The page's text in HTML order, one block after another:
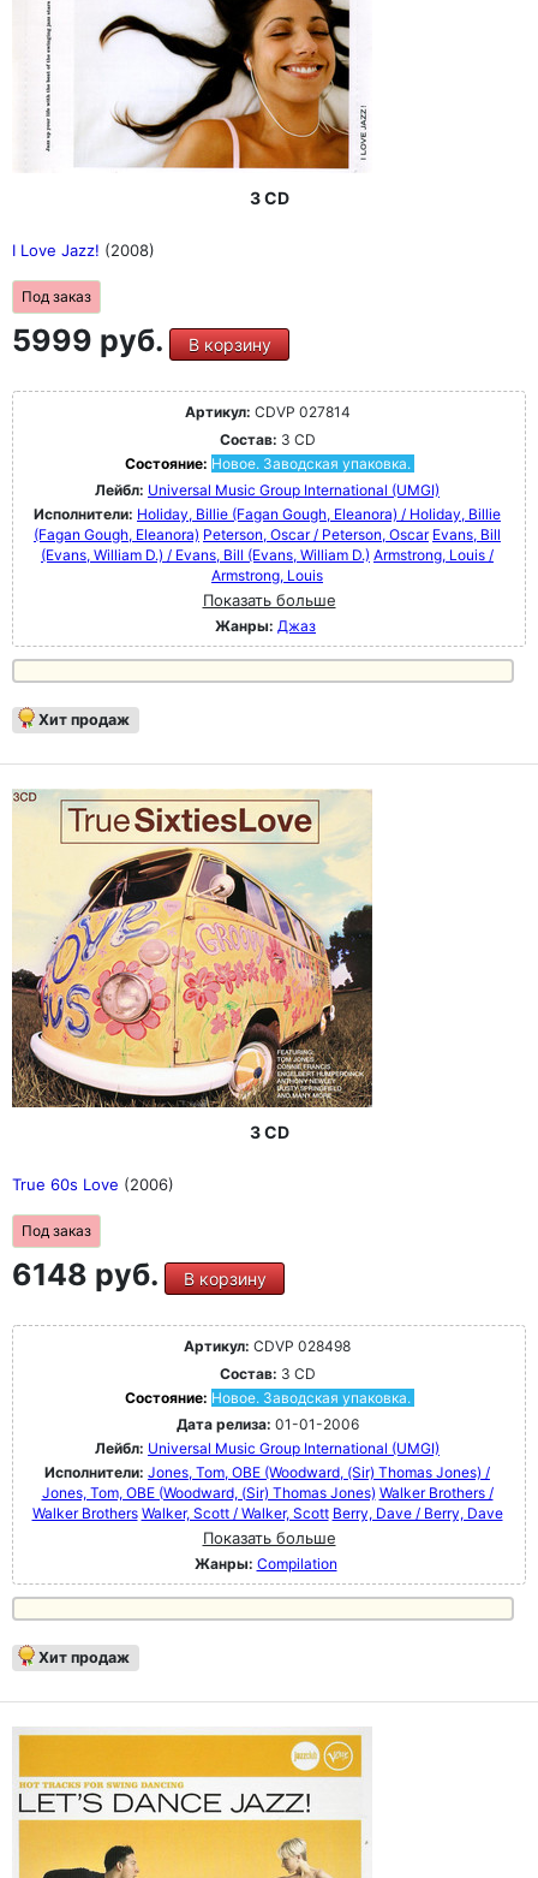
3 CD
I Love Jazz! (2008)
Под заказ
5999 руб. В корзину
Артикул: CDVP 027814
Состав: 3 CD
Состояние: Новое. Заводская упаковка.
Лейбл: Universal Music Group International (UMGI)
Исполнители: Holiday, Billie (Fagan Gough, Eleanora) / Holiday, Billie
(Fagan Gough, Eleanora) Peterson, Oscar / Peterson, Oscar Evans, Bill
(Evans, William D.) / Evans, Bill (Evans, William D.) Armstrong, Louis /
Armstrong, Louis
Показать больше
Жанры: Джаз
Хит продаж
3 CD
True 60s Love (2006)
Под заказ
6148 руб. В корзину
Артикул: CDVP 028498
Состав: 3 CD
Состояние: Новое. Заводская упаковка.
Дата релиза: 01-01-2006
Лейбл: Universal Music Group International (UMGI)
Исполнители: Jones, Tom, OBE (Woodward, (Sir) Thomas Jones) /
Jones, Tom, OBE (Woodward, (Sir) Thomas Jones) Walker Brothers /
Walker Brothers Walker, Scott / Walker, Scott Berry, Dave / Berry, Dave
Показать больше
Жанры: Compilation
Хит продаж